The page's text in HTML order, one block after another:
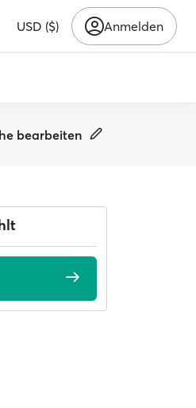
USD ($) Anmelden
bearbeiten